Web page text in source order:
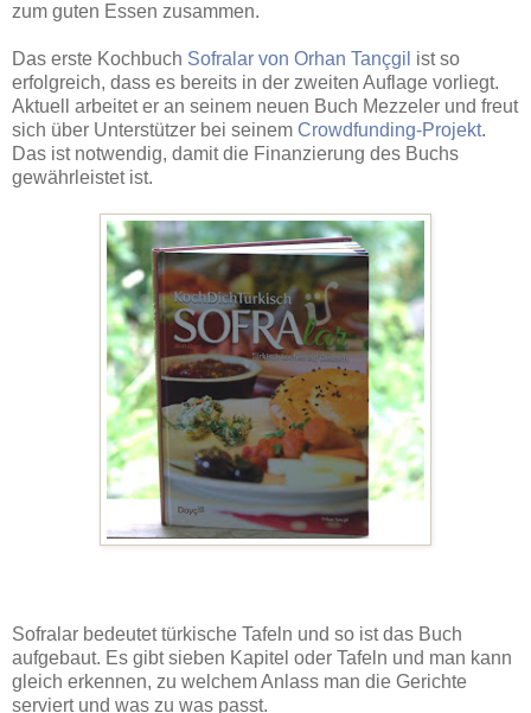
zum guten Essen zusammen.
Das erste Kochbuch Sofralar von Orhan Tançgil ist so
erfolgreich, dass es bereits in der zweiten Auflage vorliegt.
Aktuell arbeitet er an seinem neuen Buch Mezzeler und freut
sich über Unterstützer bei seinem Crowdfunding-Projekt.
Das ist notwendig, damit die Finanzierung des Buchs
gewährleistet ist.
Sofralar bedeutet türkische Tafeln und so ist das Buch
aufgebaut. Es gibt sieben Kapitel oder Tafeln und man kann
gleich erkennen, zu welchem Anlass man die Gerichte
serviert und was zu was passt.